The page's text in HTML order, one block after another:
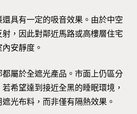
具有一定的吸音效果。由於中空
，因此對鄰近馬路或高樓層住宅
安靜度。
屬於全遮光產品。市面上仍區分
希望達到接近全黑的睡眠環境，
光布料，而非僅有隔熱效果。